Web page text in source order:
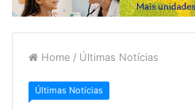
Home / Últimas Notícias
Últimas Notícias